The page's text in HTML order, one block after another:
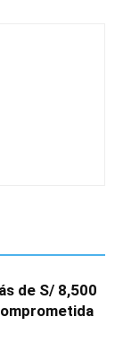
de S/ 8,500